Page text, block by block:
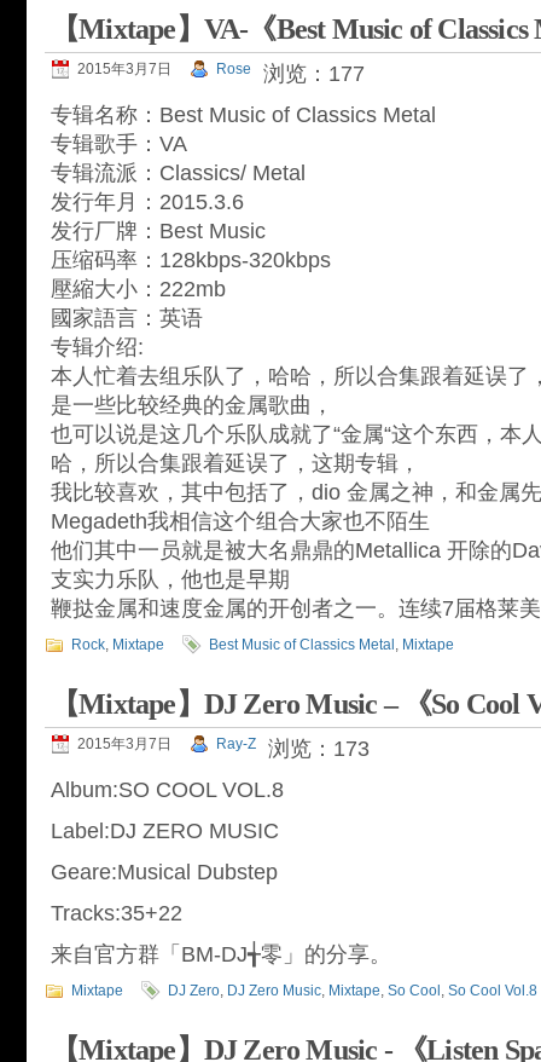
【Mixtape】VA-《Best Music of
2015年3月7日 Rose
浏览：177
专辑名称：Best Music of Classics Metal
专辑歌手：VA
专辑流派：Classics/ Metal
发行年月：2015.3.6
发行厂牌：Best Music
压缩码率：128kbps-320kbps
壓縮大小：222mb
國家語言：英语
专辑介绍:
本人忙着去组乐队了，哈哈，所以合集跟着延误了
是一些比较经典的金属歌曲，
也可以说是这几个乐队成就了“金属“这个东西，本
哈，所以合集跟着延误了，这期专辑，
我比较喜欢，其中包括了，dio 金属之神，和金属
Megadeth我相信这个组合大家也不陌生
他们其中一员就是被大名鼎鼎的Metallica 开除的
支实力乐队，他也是早期
鞭挞金属和速度金属的开创者之一。连续7届格莱
Rock, Mixtape Best Music of Classics Metal , Mixtape
【Mixtape】DJ Zero Music – 《So Cool
2015年3月7日 Ray-Z
浏览：173
Album:SO COOL VOL.8
Label:DJ ZERO MUSIC
Geare:Musical Dubstep
Tracks:35+22
来自官方群「BM-DJ╅零」的分享。
Mixtape DJ Zero, DJ Zero Music, Mixtape, So Cool , So Cool Vol.8
【Mixtape】DJ Zero Music - 《Listen